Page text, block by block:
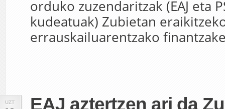
orduko zuzendaritzak (EAJ eta
kudeatuak) Zubietan
errauskailuarentzako
UZT EAJ aztertzen ari da